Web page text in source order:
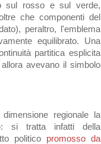
sul rosso e sul verde,
che componenti del
peraltro, l'emblema
equilibrato. Una
partitica esplicita
avevano il simbolo
regionale la
: si tratta infatti della
politico promosso da